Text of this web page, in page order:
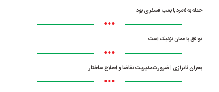
حمله به لامرد با بمب فسفری بود
•••
توافق با عمان نزدیک است
•••
بحران ناترازی | ضرورت مدیریت تقاضا و اصلاح ساختار
•••